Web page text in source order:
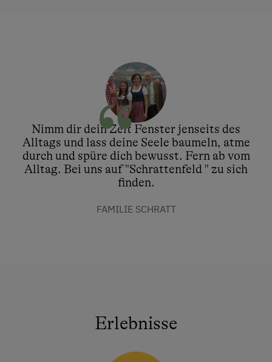
Nimm dir dein Zeit Fenster jenseits des
Alltags und lass deine Seele baumeln, atme
durch und spüre dich bewusst. Fern ab vom
Alltag. Bei uns auf "Schrattenfeld " zu sich
finden.
FAMILIE SCHRATT
Erlebnisse